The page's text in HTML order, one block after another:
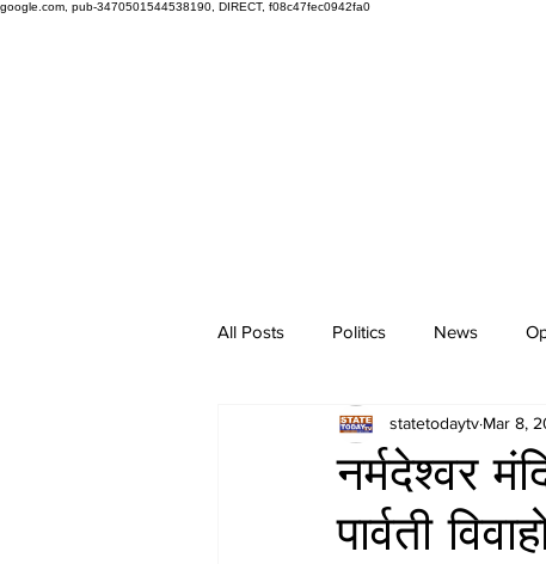
google.com, pub-3470501544538190, DIRECT, f08c47fec0942fa0
All Posts Politics News
नर्मदेश्वर
पार्वती
statetodaytv Mar 8,